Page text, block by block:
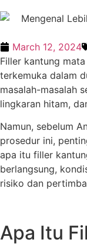
March 12, 2024
Filler kantung
terkemuka dalam
masalah-masalah
lingkaran hitam,
Namun, sebelum
prosedur ini,
apa itu filler
berlangsung,
risiko dan
Apa Itu